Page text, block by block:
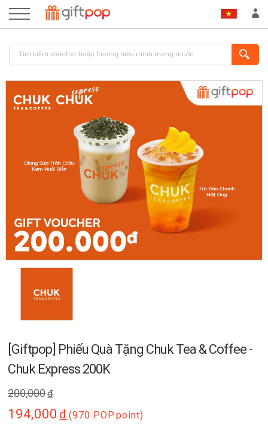
ĐĂNG NHẬP ĐĂNG KÝ
[Giftpop] Phiếu Quà Tặng Chuk Tea & Coffee -
Chuk Express 200K
200,000đ
194,000 đ (970 POP point)